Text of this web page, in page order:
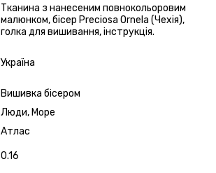
Тканина з нанесеним повнокольоровим
малюнком, бісер Preciosa Ornela (Чехія),
голка для вишивання, інструкція.
Україна
Вишивка бісером
Люди, Море
Атлас
0.16